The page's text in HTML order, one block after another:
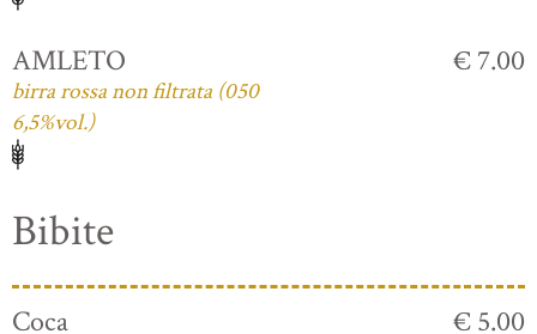
AMLETO
birra rossa non filtrata (050
6,5%vol.)
€ 7.00
Bibite
Coca
€ 5.00